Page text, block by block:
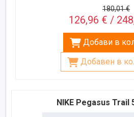
180,01 €
126,96 € /
Добави в
Добавен в
NIKE Pegasus Trail